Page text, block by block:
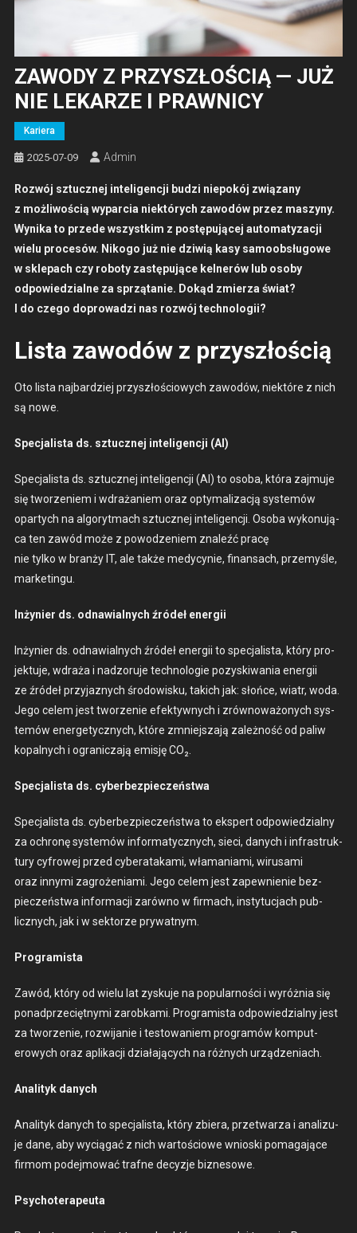
ZAWODY Z PRZYSZŁOŚCIĄ — JUŻ
NIE LEKARZE I PRAWNICY
Kariera
2025-07-09 Admin
Rozwój sztucznej inteligencji budzi niepokój związany
z możli­woś­cią wypar­cia niek­tórych zawodów przez maszyny.
Wyni­ka to przede wszys­tkim z postępu­jącej automatyza­cji
wielu pro­cesów. Niko­go już nie dzi­wią kasy samoob­słu­gowe
w sklepach czy robo­ty zastępu­jące kel­nerów lub oso­by
odpowiedzialne za sprzą­tanie. Dokąd zmierza świat?
I do czego doprowadzi nas rozwój tech­nologii?
Lista zawodów z przyszłością
Oto lista najbardziej przyszłoś­ciowych zawodów, niek­tóre z nich
są nowe.
Spec­jal­ista ds. sztucznej inteligencji (AI)
Spec­jal­ista ds. sztucznej inteligencji (AI) to oso­ba, która zaj­mu­je
się tworze­niem i wdrażaniem oraz opty­mal­iza­cją sys­temów
opar­tych na algo­ryt­mach sztucznej inteligencji. Oso­ba wykonu­ją­
ca ten zawód może z powodze­niem znaleźć pracę
nie tylko w branży IT, ale także medy­cynie, finansach, prze­myśle,
mar­ketingu.
Inżynier ds. odnaw­ial­nych źródeł energii
Inżynier ds. odnaw­ial­nych źródeł energii to spec­jal­ista, który pro­
jek­tu­je, wdraża i nad­zoru­je tech­nolo­gie pozyski­wa­nia energii
ze źródeł przy­jaznych środowisku, takich jak: słońce, wia­tr, woda.
Jego celem jest tworze­nie efek­ty­wnych i zrównoważonych sys­
temów ener­gety­cznych, które zmniejsza­ją zależność od paliw
kopal­nych i ogranicza­ją emisję CO₂.
Spec­jal­ista ds. cyber­bez­pieczeńst­wa
Spec­jal­ista ds. cyber­bez­pieczeńst­wa to ekspert odpowiedzial­ny
za ochronę sys­temów infor­maty­cznych, sieci, danych i infra­struk­
tu­ry cyfrowej przed cyber­ataka­mi, wła­ma­ni­a­mi, wirusa­mi
oraz inny­mi zagroże­ni­a­mi. Jego celem jest zapewnie­nie bez­
pieczeńst­wa infor­ma­cji zarówno w fir­ma­ch, insty­tuc­jach pub­
licznych, jak i w sek­torze pry­wat­nym.
Pro­gramista
Zawód, który od wielu lat zysku­je na pop­u­larnoś­ci i wyróż­nia się
pon­ad­prze­cięt­ny­mi zarobka­mi. Pro­gramista odpowiedzial­ny jest
za tworze­nie, rozwi­janie i testowaniem pro­gramów kom­put­
erowych oraz aplikacji dzi­ała­ją­cych na różnych urządzeni­ach.
Anal­i­tyk danych
Anal­i­tyk danych to spec­jal­ista, który zbiera, przetwarza i anal­izu­
je dane, aby wycią­gać z nich wartoś­ciowe wnios­ki poma­ga­jące
fir­mom pode­j­mować trafne decyz­je biz­ne­sowe.
Psy­choter­apeu­ta